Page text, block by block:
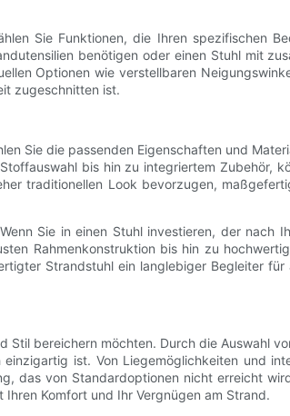
Sie Funktionen, die Ihren spezifischen
benötigen oder einen Stuhl mit
Optionen wie verstellbaren
zugeschnitten ist.
Sie die passenden Eigenschaften und
bis hin zu integriertem Zubehör,
traditionellen Look bevorzugen,
Sie in einen Stuhl investieren, der nach
Rahmenkonstruktion bis hin zu
Strandstuhl ein langlebiger Begleiter für
bereichern möchten. Durch die Auswahl
ist. Von Liegemöglichkeiten und
das von Standardoptionen nicht erreicht
Komfort und Ihr Vergnügen am Strand.